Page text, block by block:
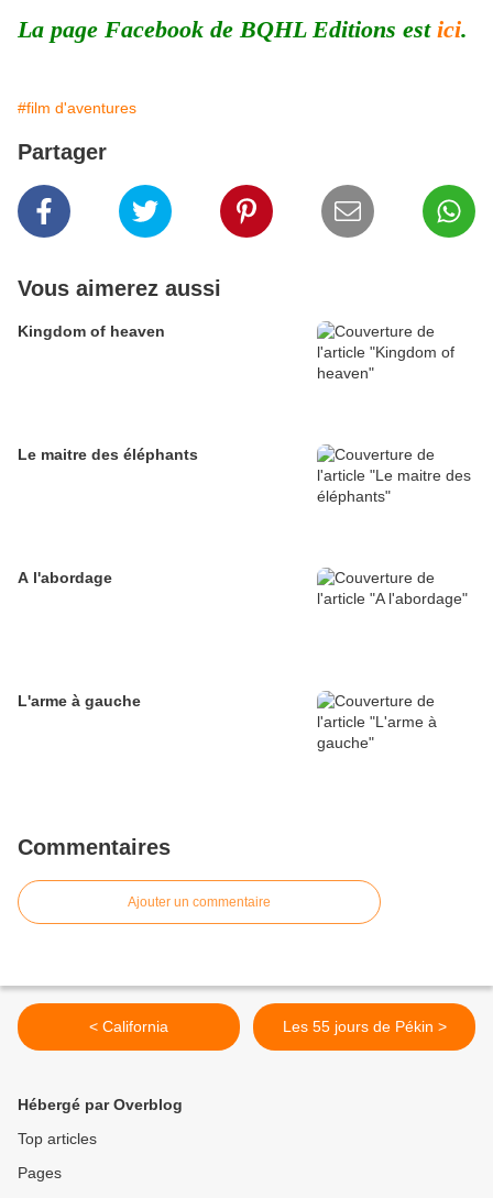
La page Facebook de BQHL Editions est ici.
#film d'aventures
Partager
Vous aimerez aussi
Kingdom of heaven
Le maitre des éléphants
A l'abordage
L'arme à gauche
Commentaires
Ajouter un commentaire
< California Les 55 jours de Pékin >
Hébergé par Overblog
Top articles
Pages